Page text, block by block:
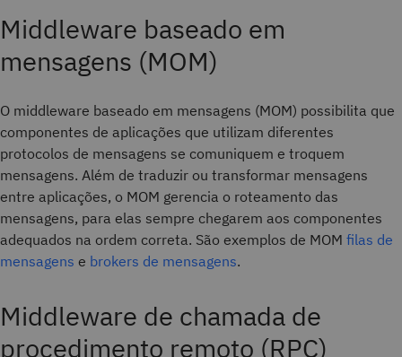
Middleware baseado em
mensagens (MOM)
O middleware baseado em mensagens (MOM) possibilita que
componentes de aplicações que utilizam diferentes
protocolos de mensagens se comuniquem e troquem
mensagens. Além de traduzir ou transformar mensagens
entre aplicações, o MOM gerencia o roteamento das
mensagens, para elas sempre chegarem aos componentes
adequados na ordem correta. São exemplos de MOM filas de
mensagens e brokers de mensagens.
Middleware de chamada de
procedimento remoto (RPC)